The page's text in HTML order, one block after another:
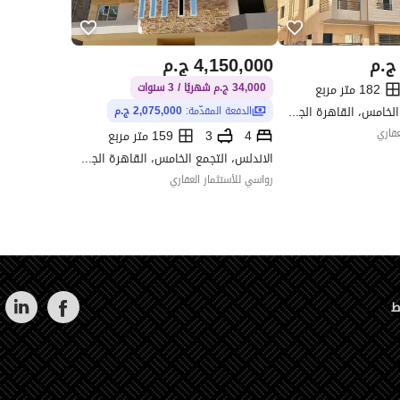
ج.م
182 متر مربع
الاندلس، التجمع الخامس، القاهرة الجديدة، القاهرة
ج.م4,150,000
34,000 ج.م شهريًا / 3 سنوات
الدفعة المقدّمة: 2,075,000 ج.م
4
3
159 متر مربع
الاندلس، التجمع الخامس، القاهرة الجديدة، القاهرة
رواسي للأستثمار العقاري